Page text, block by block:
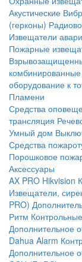
Акустические
(герконы)
Извещатели
Пожарные
комбинированные
оборудование к
Пламени
Средства
трансляция
Умный дом
Средства
Порошковое
Аксессуары
AX PRO Hikvision
Извещатели,
PRO)
Ритм
Дополнительное
Dahua Alarm
Дополнительное